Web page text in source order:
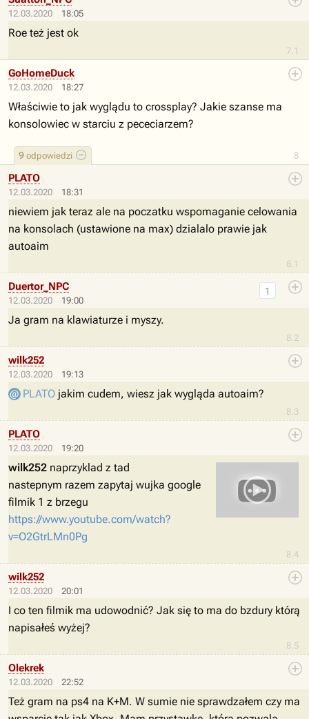
12.03.2020 18:05
7.1
Roe też jest ok
12.03.2020 18:27
8
9 odpowiedzi
GoHomeDuck
Właściwie to jak wyglądu to crossplay? Jakie szanse ma
konsolowiec w starciu z pececiarzem?
12.03.2020 18:31
8.1
PLATO
niewiem jak teraz ale na poczatku wspomaganie celowania
na konsolach (ustawione na max) dzialalo prawie jak
autoaim
12.03.2020 19:00
8.2
1
Duertor_NPC
Ja gram na klawiaturze i myszy.
12.03.2020 19:13
8.3
wilk252
PLATO jakim cudem, wiesz jak wygląda autoaim?
12.03.2020 19:20
8.4
PLATO
wilk252 naprzyklad z tad
nastepnym razem zapytaj wujka google
filmik 1 z brzegu
https://www.youtube.com/watch?
v=O2GtrLMn0Pg
12.03.2020 20:01
8.5
wilk252
I co ten filmik ma udowodnić? Jak się to ma do bzdury którą
napisałeś wyżej?
12.03.2020 22:52
Olekrek
Też gram na ps4 na K+M. W sumie nie sprawdzałem czy ma